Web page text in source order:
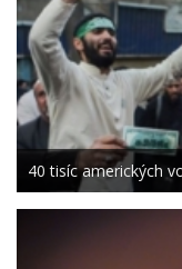
40 tisíc amerických